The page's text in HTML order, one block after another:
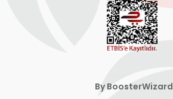
By BoosterWizard